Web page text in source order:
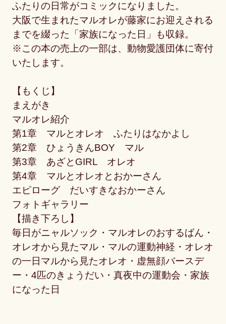
ふたりの日常がコミックになりました。
大阪で生まれたマルオレが藤家にお迎えされる
までを綴った「家族になった日」も収録。
※この本の売上の一部は、動物愛護団体に寄付
いたします。
【もくじ】
まえがき
マルオレ紹介
第1章 マルとオレオ ふたりはなかよし
第2章 ひょうきんBOY マル
第3章 あざとGIRL オレオ
第4章 マルとオレオとおかーさん
エピローグ だいすきなおかーさん
フォトギャラリー
【描き下ろし】
毎日がニャルソック・マルオレのおするばん・
オレオから見たマル・マルの運動神経・オレオ
の一日マルから見たオレオ・虚無顔バースデ
ー・4匹のきょうだい・真夜中の運動会・家族
になった日